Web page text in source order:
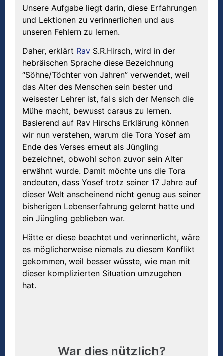
Unsere Aufgabe liegt darin, diese Erfahrungen
und Lektionen zu verinnerlichen und aus
unseren Fehlern zu lernen.
Daher, erklärt Rav S.R.Hirsch, wird in der
hebräischen Sprache diese Bezeichnung
“Söhne/Töchter von Jahren” verwendet, weil
das Alter des Menschen sein bester und
weisester Lehrer ist, falls sich der Mensch die
Mühe macht, bewusst daraus zu lernen.
Basierend auf Rav Hirschs Erklärung können
wir nun verstehen, warum die Tora Yosef am
Ende des Verses erneut als Jüngling
bezeichnet, obwohl schon zuvor sein Alter
erwähnt wurde. Damit möchte uns die Tora
andeuten, dass Yosef trotz seiner 17 Jahre auf
dieser Welt anscheinend nicht genug aus seiner
bisherigen Lebenserfahrung gelernt hatte und
ein Jüngling geblieben war.
Hätte er diese beachtet und verinnerlicht, wäre
es möglicherweise niemals zu diesem Konflikt
gekommen, weil besser wüsste, wie man mit
dieser komplizierten Situation umzugehen
hat.
War dies nützlich?